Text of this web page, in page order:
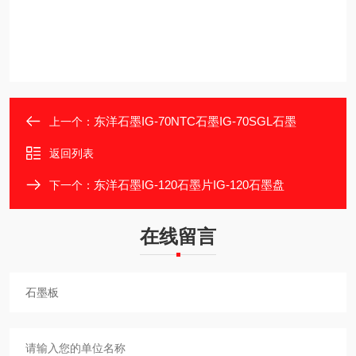
上一个： 东洋石墨IG-70NTC石墨IG-70SGL石墨
返回列表
下一个： 东洋石墨IG-120石墨片IG-120石墨盘
在线留言